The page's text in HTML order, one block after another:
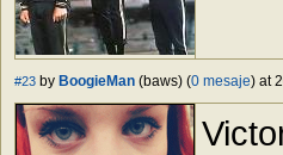
#23 by BoogieMan (baws) (0 mesaje) at